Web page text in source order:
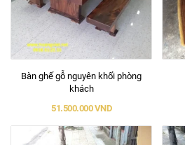
Bàn ghế gỗ nguyên khối phòng
khách
51.500.000 VND